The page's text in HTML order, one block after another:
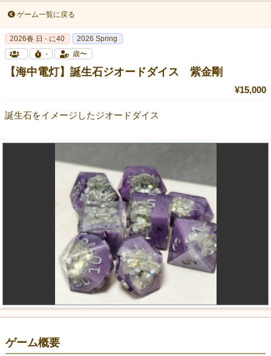
ゲーム一覧に戻る
2026春 日 - に40
2026 Spring
-
歳〜
【海中電灯】誕生石ジオードダイス 紫金剛
¥15,000
誕生石をイメージしたジオードダイス
ゲーム概要